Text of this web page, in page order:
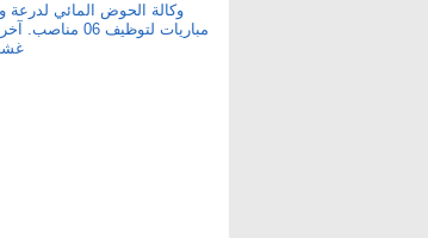
وكالة الحوض المائي لدرعة
غشت